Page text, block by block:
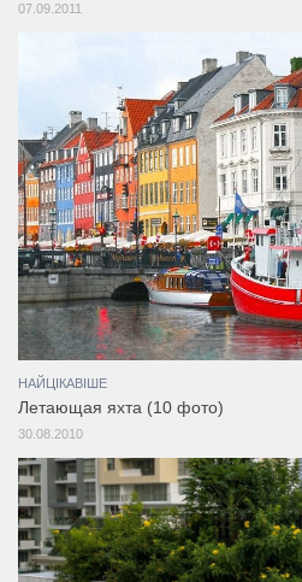
07.09.2011
НАЙЦІКАВІШЕ
Летающая яхта (10 фото)
30.08.2010